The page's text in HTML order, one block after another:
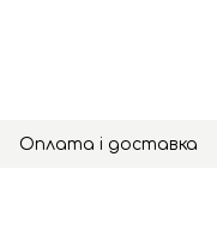
Оплата і доставка